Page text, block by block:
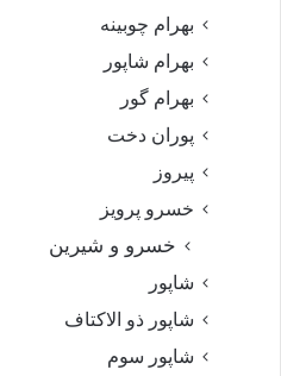
بهرام چوبینه
بهرام شاپور
بهرام گور
پوران دخت
پیروز
خسرو پرویز
خسرو و شیرین
شاپور
شاپور ذو الاکتاف
شاپور سوم‏